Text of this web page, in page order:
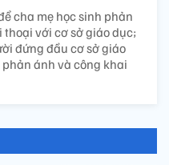
cha mẹ học sinh phản
với cơ sở giáo dục;
đứng đầu cơ sở giáo
ánh và công khai